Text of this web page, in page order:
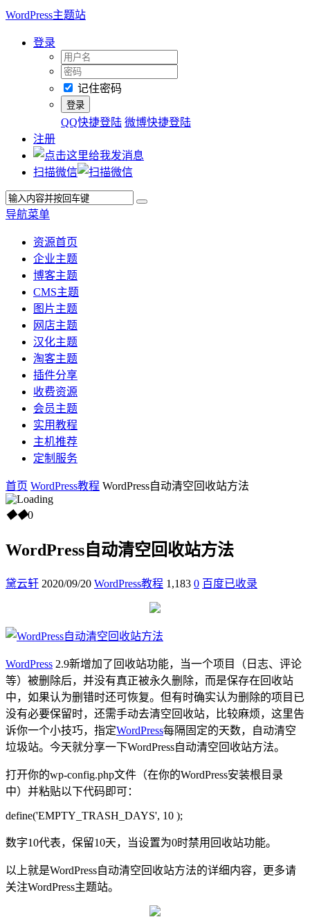
WordPress主题站
登录
记住密码
QQ快捷登陆 微博快捷登陆
注册
扫描微信
导航菜单
资源首页
企业主题
博客主题
CMS主题
图片主题
网店主题
汉化主题
淘客主题
插件分享
收费资源
会员主题
实用教程
主机推荐
定制服务
首页 WordPress教程 WordPress自动清空回收站方法
◆◆0
WordPress自动清空回收站方法
黛云轩 2020/09/20 WordPress教程 1,183 0 百度已收录
WordPress 2.9新增加了回收站功能，当一个项目（日志、评论
等）被删除后，并没有真正被永久删除，而是保存在回收站
中，如果认为删错时还可恢复。但有时确实认为删除的项目已
没有必要保留时，还需手动去清空回收站，比较麻烦，这里告
诉你一个小技巧，指定WordPress每隔固定的天数，自动清空
垃圾站。今天就分享一下WordPress自动清空回收站方法。
打开你的wp-config.php文件（在你的WordPress安装根目录
中）并粘贴以下代码即可：
define('EMPTY_TRASH_DAYS', 10 );
数字10代表，保留10天，当设置为0时禁用回收站功能。
以上就是WordPress自动清空回收站方法的详细内容，更多请
关注WordPress主题站。